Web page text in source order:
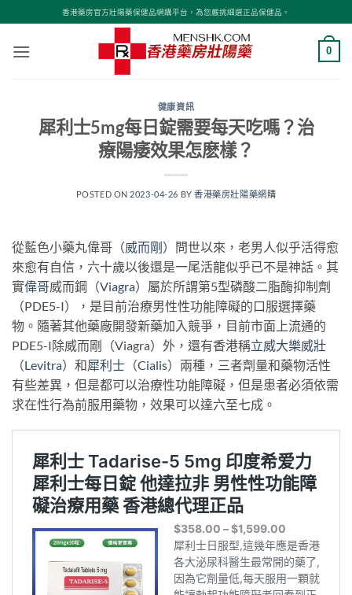
to
content
香港藥房官方壯陽藥保健品網購平台，為您嚴挑細選正品保健品。
0
健康資訊
犀利士5mg每日錠需要每天吃嗎？治
療陽痿效果怎麽樣？
POSTED ON 2023-04-26 BY香港藥房壯陽藥網購
從藍色小藥丸偉哥（威而剛）問世以來，老男人似乎活得愈
來愈有自信，六十歲以後還是一尾活龍似乎已不是神話。其
實偉哥威而鋼（Viagra）屬於所謂第5型磷酸二脂酶抑制劑
（PDE5-I），是目前治療男性性功能障礙的口服選擇藥
物。隨著其他藥廠開發新藥加入競爭，目前市面上流通的
PDE5-I除威而剛（Viagra）外，還有香港稱立威大樂威壯
（Levitra）和犀利士 （Cialis）兩種，三者劑量和藥物活性
有些差異，但是都可以治療性功能障礙，但是患者必須依需
求在性行為前服用藥物，效果可以達六至七成。